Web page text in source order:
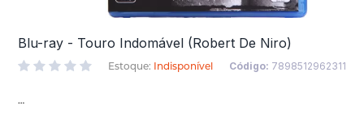
Blu-ray - Touro Indomável (Robert De Niro)
Estoque: Indisponível Código: 7898512962311